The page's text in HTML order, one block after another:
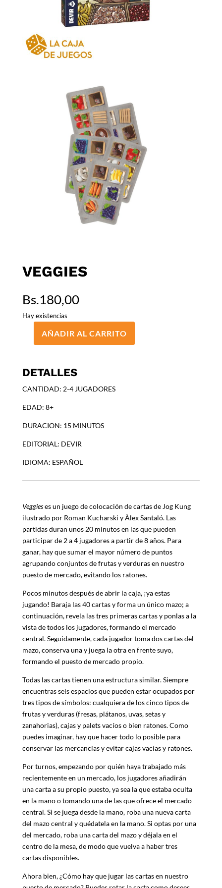
VEGGIES
Bs.180,00
Hay existencias
VEGGIES
AÑADIR AL CARRITO
DETALLES
CANTIDAD: 2-4 JUGADORES
EDAD: 8+
DURACION: 15 MINUTOS
EDITORIAL: DEVIR
IDIOMA: ESPAÑOL
Veggieses un juego de colocación de cartas de Jog Kung
ilustrado por Roman Kucharski y Àlex Santaló. Las
partidas duran unos 20 minutos en las que pueden
participar de 2 a 4 jugadores a partir de 8 años. Para
ganar, hay que sumar el mayor número de puntos
agrupando conjuntos de frutas y verduras en nuestro
puesto de mercado, evitando los ratones.
Pocos minutos después de abrir la caja, ¡ya estas
jugando! Baraja las 40 cartas y forma un único mazo; a
continuación, revela las tres primeras cartas y ponlas a la
vista de todos los jugadores, formando el mercado
central. Seguidamente, cada jugador toma dos cartas del
mazo, conserva una y juega la otra en frente suyo,
formando el puesto de mercado propio.
Todas las cartas tienen una estructura similar. Siempre
encuentras seis espacios que pueden estar ocupados por
tres tipos de símbolos: cualquiera de los cinco tipos de
frutas y verduras (fresas, plátanos, uvas, setas y
zanahorias), cajas y palets vacíos o bien ratones. Como
puedes imaginar, hay que hacer todo lo posible para
conservar las mercancías y evitar cajas vacías y ratones.
Por turnos, empezando por quién haya trabajado más
recientemente en un mercado, los jugadores añadirán
una carta a su propio puesto, ya sea la que estaba oculta
en la mano o tomando una de las que ofrece el mercado
central. Si se juega desde la mano, roba una nueva carta
del mazo central y quédatela en la mano. Si optas por una
del mercado, roba una carta del mazo y déjala en el
centro de la mesa, de modo que vuelva a haber tres
cartas disponibles.
Ahora bien, ¿Cómo hay que jugar las cartas en nuestro